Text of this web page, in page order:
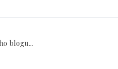
blogu...